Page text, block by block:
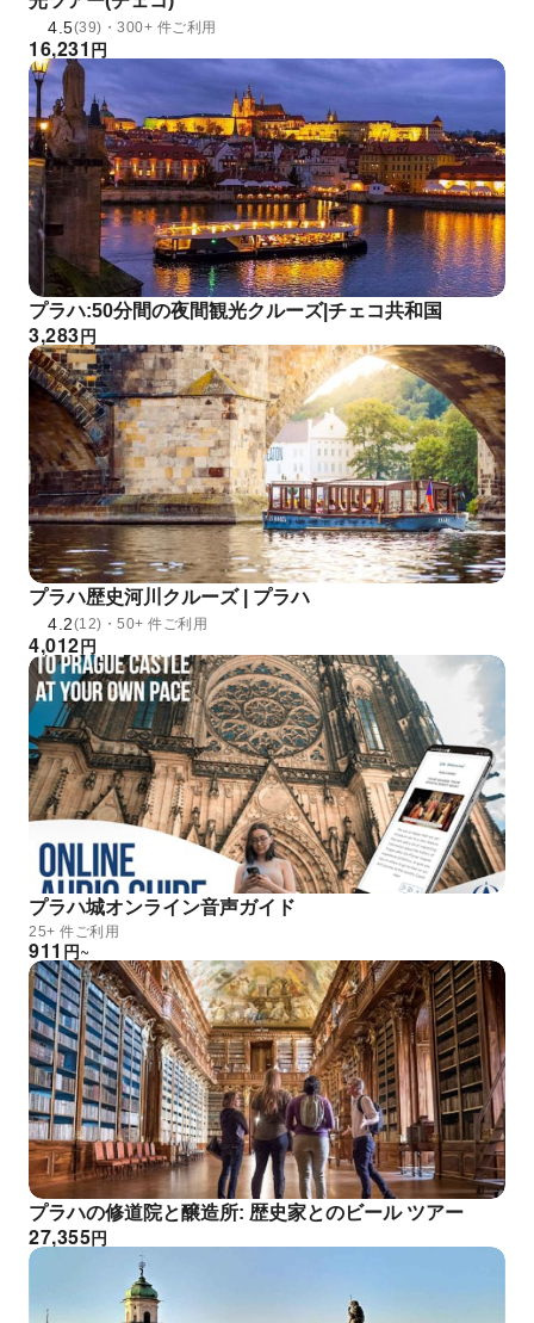
4.5(39)・300+ 件ご利用
円
16,231
プラハ:50分間の夜間観光クルーズ|チェコ共和国
円
3,283
プラハ歴史河川クルーズ | プラハ
4.2(12)・50+ 件ご利用
円
4,012
プラハ城オンライン音声ガイド
25+ 件ご利用
円
911 ~
プラハの修道院と醸造所: 歴史家とのビール ツアー
円
27,355